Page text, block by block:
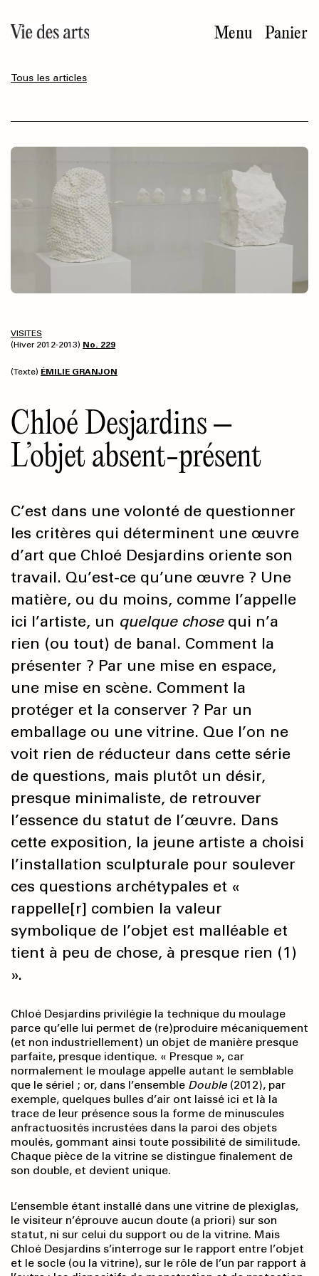
au
contenu
Menu Panier
Tous les articles
VISITES
(Hiver 2012-2013) No. 229
(Texte) ÉMILIE GRANJON
Chloé Desjardins –
L’objet absent-présent
C’est dans une volonté de questionner
les critères qui déterminent une œuvre
d’art que Chloé Desjardins oriente son
travail. Qu’est-ce qu’une œuvre ? Une
matière, ou du moins, comme l’appelle
ici l’artiste, un quelque chosequi n’a
rien (ou tout) de banal. Comment la
présenter ? Par une mise en espace,
une mise en scène. Comment la
protéger et la conserver ? Par un
emballage ou une vitrine. Que l’on ne
voit rien de réducteur dans cette série
de questions, mais plutôt un désir,
presque minimaliste, de retrouver
l’essence du statut de l’œuvre. Dans
cette exposition, la jeune artiste a choisi
l’installation sculpturale pour soulever
ces questions archétypales et «
rappelle[r] combien la valeur
symbolique de l’objet est malléable et
tient à peu de chose, à presque rien (1)
».
Chloé Desjardins privilégie la technique du moulage
parce qu’elle lui permet de (re)produire mécaniquement
(et non industriellement) un objet de manière presque
parfaite, presque identique. « Presque », car
normalement le moulage appelle autant le semblable
que le sériel ; or, dans l’ensemble Double (2012), par
exemple, quelques bulles d’air ont laissé ici et là la
trace de leur présence sous la forme de minuscules
anfractuosités incrustées dans la paroi des objets
moulés, gommant ainsi toute possibilité de similitude.
Chaque pièce de la vitrine se distingue finalement de
son double, et devient unique.
L’ensemble étant installé dans une vitrine de plexiglas,
le visiteur n’éprouve aucun doute (a priori) sur son
statut, ni sur celui du support ou de la vitrine. Mais
Chloé Desjardins s’interroge sur le rapport entre l’objet
et le socle (ou la vitrine), sur le rôle de l’un par rapport à